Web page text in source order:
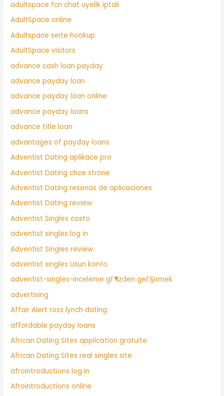
adultspace fcn chat uyelik iptali
AdultSpace online
Adultspace seite hookup
AdultSpace visitors
advance cash loan payday
advance payday loan
advance payday loan online
advance payday loans
advance title loan
advantages of payday loans
Adventist Dating aplikace pro
Adventist Dating chce strone
Adventist Dating resenas de aplicaciones
Adventist Dating review
Adventist Singles costo
adventist singles log in
Adventist Singles review
adventist singles Usun konto
adventist-singles-inceleme gГ¶zden geГ§irmek
advertising
Affair Alert ross lynch dating
affordable payday loans
African Dating Sites application gratuite
African Dating Sites real singles site
afrointroductions log in
Afrointroductions online